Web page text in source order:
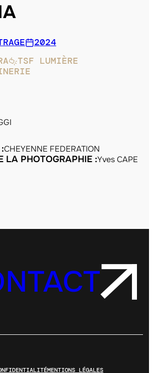
2024
TSF LUMIÈRE
CHEYENNE FEDERATION
LA PHOTOGRAPHIE :Yves CAPE
MENTIONS LÉGALES